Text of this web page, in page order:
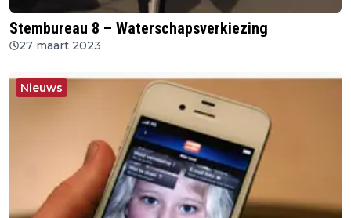
Stembureau 8 – Waterschapsverkiezing
27 maart 2023
Nieuws